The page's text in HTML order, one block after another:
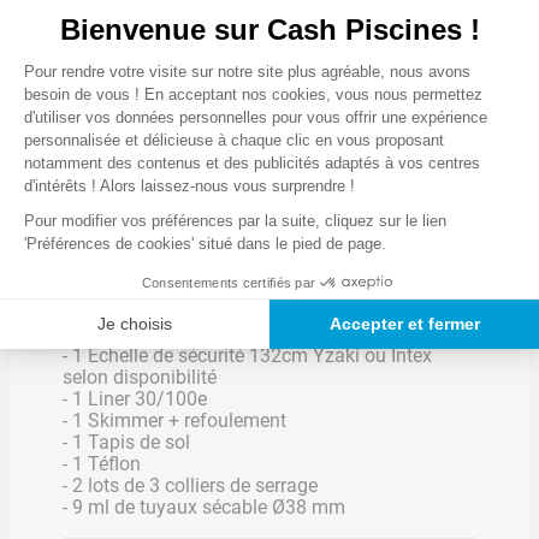
Structure finition
bois cérusé
Système
d'accrochage liner
Overlap : spécial
piscines hors-sol
Liner PVC gris
résistant :
30/100ème
Margelles de 15cm
Renforts de 12 cm
Caractéristiques
Poser une question
Accessoire(s) inclus
- 1 Structure en acier
- 1 Échelle de sécurité 132cm Yzaki ou Intex
selon disponibilité
- 1 Liner 30/100e
- 1 Skimmer + refoulement
- 1 Tapis de sol
- 1 Téflon
- 2 lots de 3 colliers de serrage
- 9 ml de tuyaux sécable Ø38 mm
Bienvenue sur Cash Piscines !
Plateforme de Gestion du
Pour rendre votre visite sur notre site plus agréable, nous avons
besoin de vous ! En acceptant nos cookies, vous nous permettez
d'utiliser vos données personnelles pour vous offrir une expérience
personnalisée et délicieuse à chaque clic en vous proposant
notamment des contenus et des publicités adaptés à vos centres
d'intérêts ! Alors laissez-nous vous surprendre !
Pour modifier vos préférences par la suite, cliquez sur le lien
'Préférences de cookies' situé dans le pied de page.
Consentements certifiés par
Je choisis Accepter et fermer
Axeptio consent